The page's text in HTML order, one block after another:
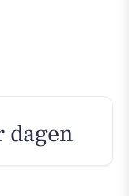
dagen